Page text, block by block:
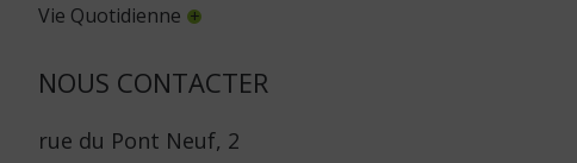
Vie Quotidienne
NOUS CONTACTER
rue du Pont Neuf, 2